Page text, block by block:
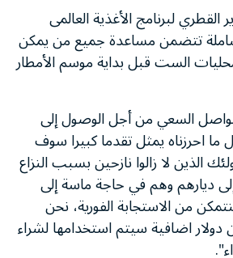
لبرنامج الأغذية العالمى
تتضمن مساعدة جميع من يمكن
الست قبل بداية موسم الأمطار
السعي من أجل الوصول إلى
ما احرزناه يمثل تقدما كبيرا سوف
الذين لا زالوا نازحين بسبب النزاع
إلى ديارهم وهم في حاجة ماسة إلى
من الاستجابة الفورية، نحن
20.5 مليون دولار اضافية سيتم استخدامها لشراء